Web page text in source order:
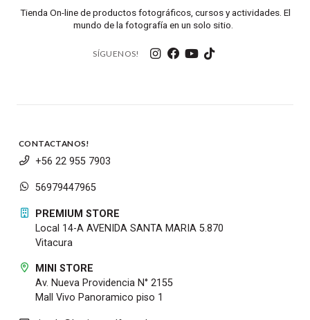
Tienda On-line de productos fotográficos, cursos y actividades. El
mundo de la fotografía en un solo sitio.
SÍGUENOS!
CONTACTANOS!
+56 22 955 7903
56979447965
PREMIUM STORE
Local 14-A AVENIDA SANTA MARIA 5.870
Vitacura
MINI STORE
Av. Nueva Providencia N° 2155
Mall Vivo Panoramico piso 1